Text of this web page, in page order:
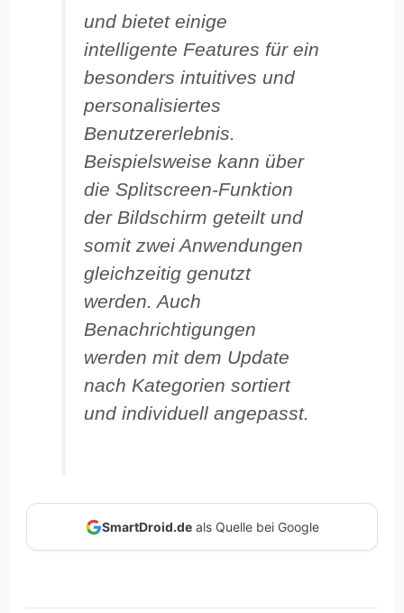
und bietet einige
intelligente Features für ein
besonders intuitives und
personalisiertes
Benutzererlebnis.
Beispielsweise kann über
die Splitscreen-Funktion
der Bildschirm geteilt und
somit zwei Anwendungen
gleichzeitig genutzt
werden. Auch
Benachrichtigungen
werden mit dem Update
nach Kategorien sortiert
und individuell angepasst.
SmartDroid.deals Quelle bei Google